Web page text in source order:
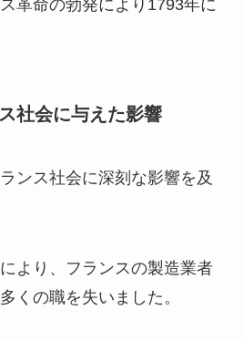
革命の勃発により1793年に
社会に与えた影響
ンス社会に深刻な影響を及
より、フランスの製造業者
くの職を失いました。